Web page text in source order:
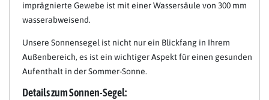
imprägnierte Gewebe ist mit einer Wassersäule von 300 mm
wasserabweisend.
Unsere Sonnensegel ist nicht nur ein Blickfang in Ihrem
Außenbereich, es ist ein wichtiger Aspekt für einen gesunden
Aufenthalt in der Sommer-Sonne.
Details zum Sonnen-Segel: